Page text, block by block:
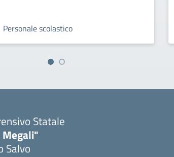
Personale scolastico
Statale
Megali"
Salvo